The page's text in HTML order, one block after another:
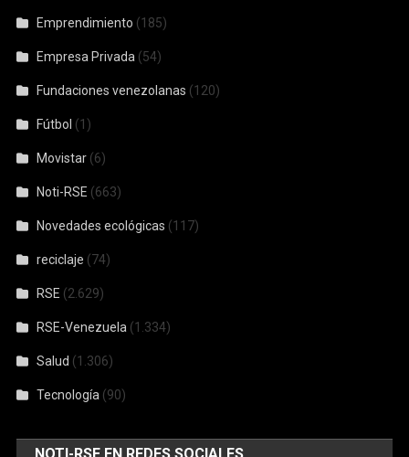
Emprendimiento (185)
Empresa Privada (54)
Fundaciones venezolanas (120)
Fútbol (1)
Movistar (6)
Noti-RSE (663)
Novedades ecológicas (117)
reciclaje (74)
RSE (2.629)
RSE-Venezuela (1.334)
Salud (1.306)
Tecnología (90)